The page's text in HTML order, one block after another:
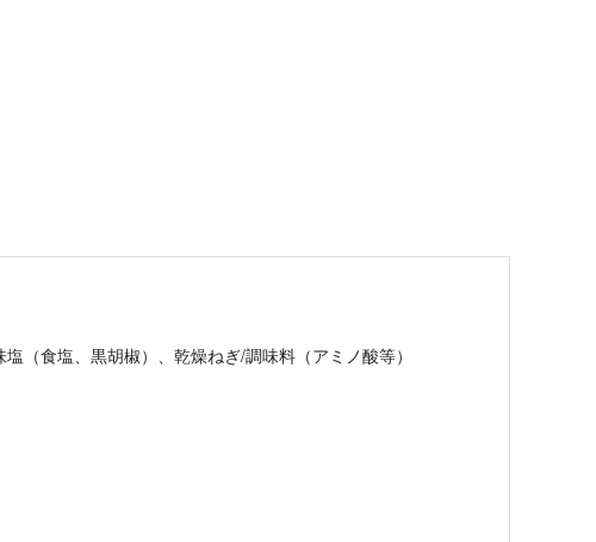
（食塩、黒胡椒）、乾燥ねぎ/調味料（アミノ酸等）